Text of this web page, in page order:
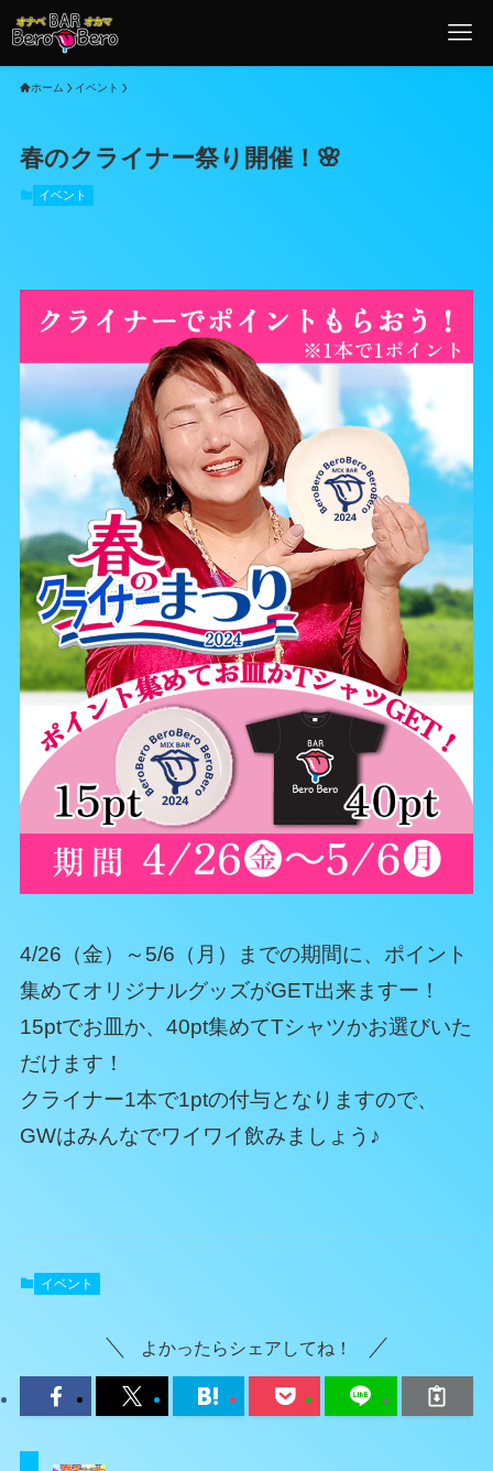
ホーム イベント
春のクライナー祭り開催！🌸
イベント
4/26（金）～5/6（月）までの期間に、ポイント
集めてオリジナルグッズがGET出来ますー！
15ptでお皿か、40pt集めてTシャツかお選びいた
だけます！
クライナー1本で1ptの付与となりますので、
GWはみんなでワイワイ飲みましょう♪
イベント
よかったらシェアしてね！